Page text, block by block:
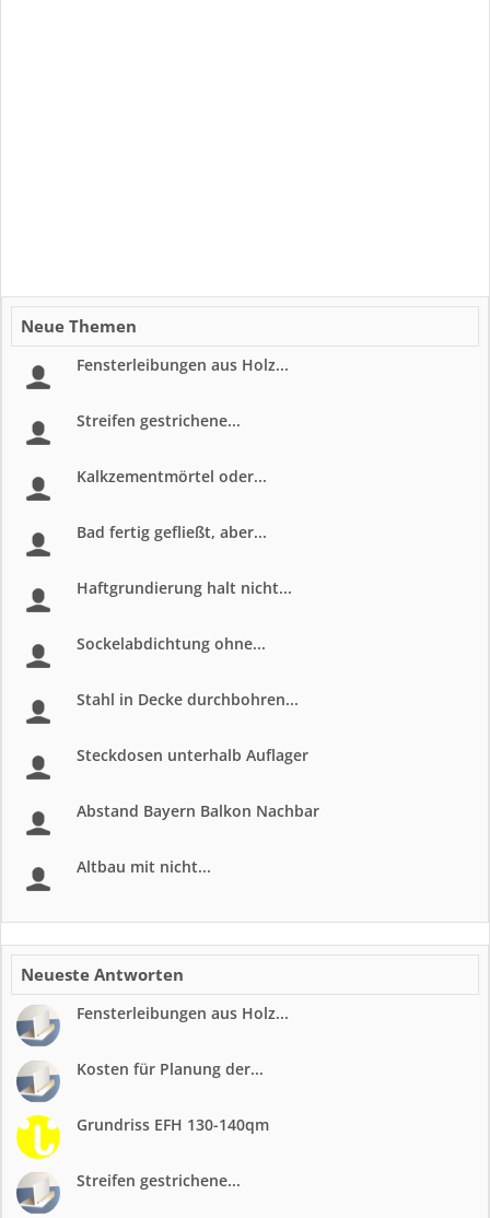
Neue Themen
Fensterleibungen aus Holz...
Streifen gestrichene...
Kalkzementmörtel oder...
Bad fertig gefließt, aber...
Haftgrundierung halt nicht...
Sockelabdichtung ohne...
Stahl in Decke durchbohren...
Steckdosen unterhalb Auflager
Abstand Bayern Balkon Nachbar
Altbau mit nicht...
Neueste Antworten
Fensterleibungen aus Holz...
Kosten für Planung der...
Grundriss EFH 130-140qm
Streifen gestrichene...